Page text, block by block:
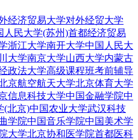
经济贸易大学对外经贸大学
人民大学(苏州)首都经济贸易
浙江大学南开大学中国人民大
大学南京大学山西大学内蒙古
政法大学高级课程班考前辅导
京航空航天大学北京体育大学
信息科技大学中国金融学院中
(北京)中国农业大学武汉科技
学院中国音乐学院中国美术学
大学北京协和医学院首都医科